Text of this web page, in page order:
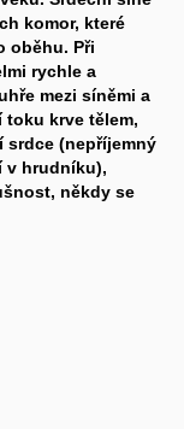
komor, které
oběhu. Při
rychle a
mezi síněmi a
toku krve tělem,
srdce (nepříjemný
v hrudníku),
někdy se